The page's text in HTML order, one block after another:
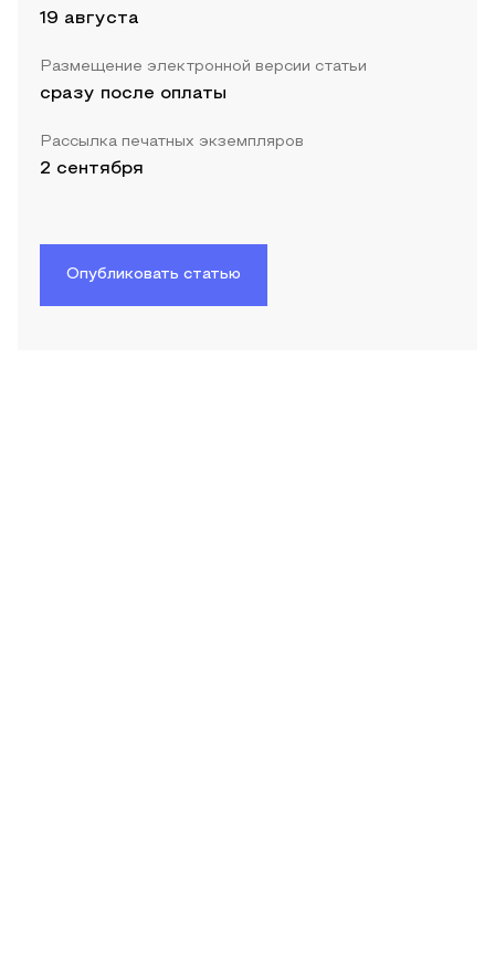
19 августа
Размещение электронной версии статьи
сразу после оплаты
Рассылка печатных экземпляров
2 сентября
Опубликовать статью